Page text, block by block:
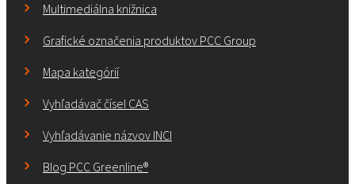
Multimediálna knižnica
Grafické označenia produktov PCC Group
Mapa kategórií
Vyhľadávač čísel CAS
Vyhľadávanie názvov INCI
Blog PCC Greenline®